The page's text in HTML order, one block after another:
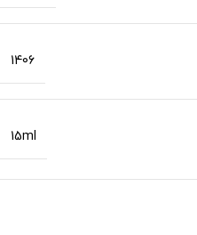
1406
15ml